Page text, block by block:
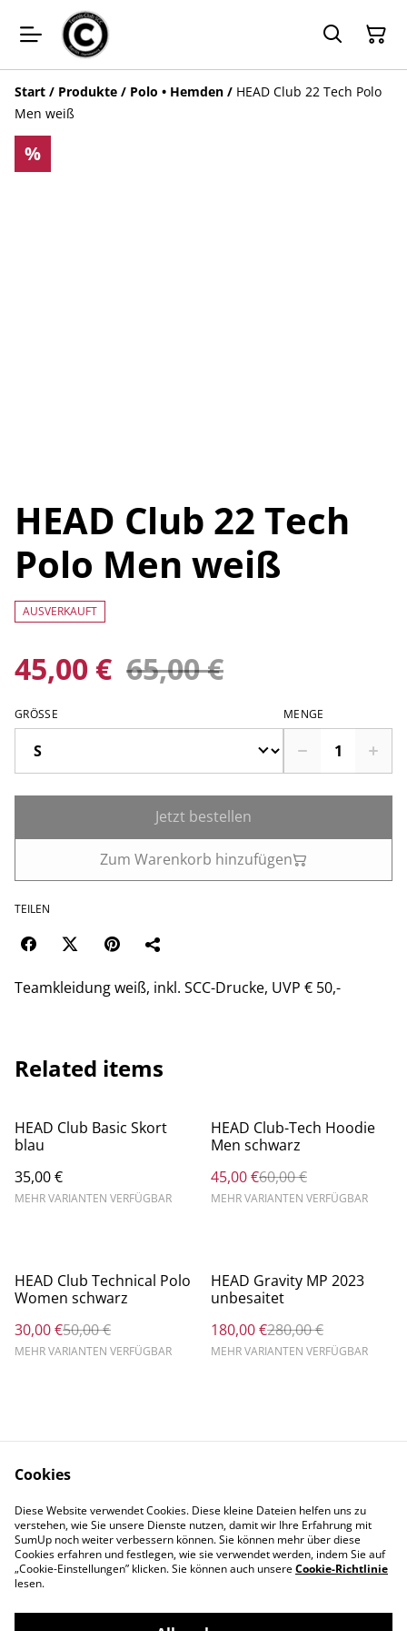
Start / Produkte / Polo • Hemden / HEAD Club 22 Tech Polo
Men weiß
%
HEAD Club 22 Tech
Polo Men weiß
AUSVERKAUFT
45,00 € 65,00 €
GRÖSSE MENGE
Jetzt bestellen
Zum Warenkorb hinzufügen
TEILEN
Teamkleidung weiß, inkl. SCC-Drucke, UVP € 50,-
Related items
HEAD Club Basic Skort
blau
35,00 €
MEHR VARIANTEN VERFÜGBAR
%
HEAD Club-Tech Hoodie
Men schwarz
45,00 €60,00 €
MEHR VARIANTEN VERFÜGBAR
%
HEAD Club Technical Polo
Women schwarz
30,00 €50,00 €
MEHR VARIANTEN VERFÜGBAR
%
HEAD Gravity MP 2023
unbesaitet
180,00 €280,00 €
MEHR VARIANTEN VERFÜGBAR
Bestimmungen
ungen von SumUp
Cookie-Richtlinie
Cookies
Diese Website verwendet Cookies. Diese kleine Dateien helfen uns zu
verstehen, wie Sie unsere Dienste nutzen, damit wir Ihre Erfahrung mit
SumUp noch weiter verbessern können. Sie können mehr über diese
Cookies erfahren und festlegen, wie sie verwendet werden, indem Sie auf
„Cookie-Einstellungen” klicken. Sie können auch unsereCookie-Richtlinie
lesen.